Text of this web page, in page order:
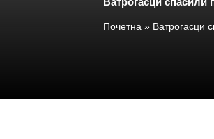
Почетна» Ватрогасци